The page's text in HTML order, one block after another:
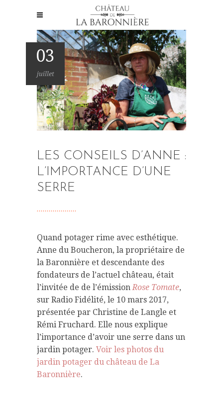
03
juillet
LES CONSEILS D’ANNE :
L’IMPORTANCE D’UNE
SERRE
Quand potager rime avec esthétique.
Anne du Boucheron, la propriétaire de
la Baronnière et descendante des
fondateurs de l’actuel château, était
l’invitée de de l’émission Rose Tomate,
sur Radio Fidélité, le 10 mars 2017,
présentée par Christine de Langle et
Rémi Fruchard. Elle nous explique
l’importance d’avoir une serre dans un
jardin potager. Voir les photos du
jardin potager du château de La
Baronnière.